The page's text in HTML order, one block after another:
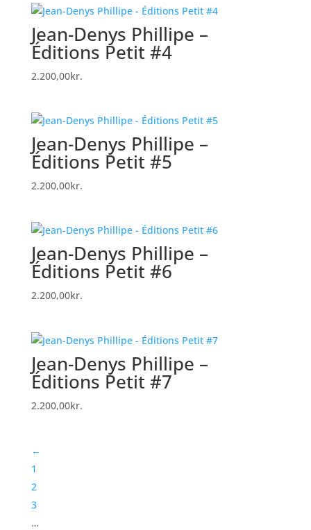
Jean-Denys Phillipe –
Éditions Petit #4
2.200,00kr.
Jean-Denys Phillipe –
Éditions Petit #5
2.200,00kr.
Jean-Denys Phillipe –
Éditions Petit #6
2.200,00kr.
Jean-Denys Phillipe –
Éditions Petit #7
2.200,00kr.
←
1
2
3
…